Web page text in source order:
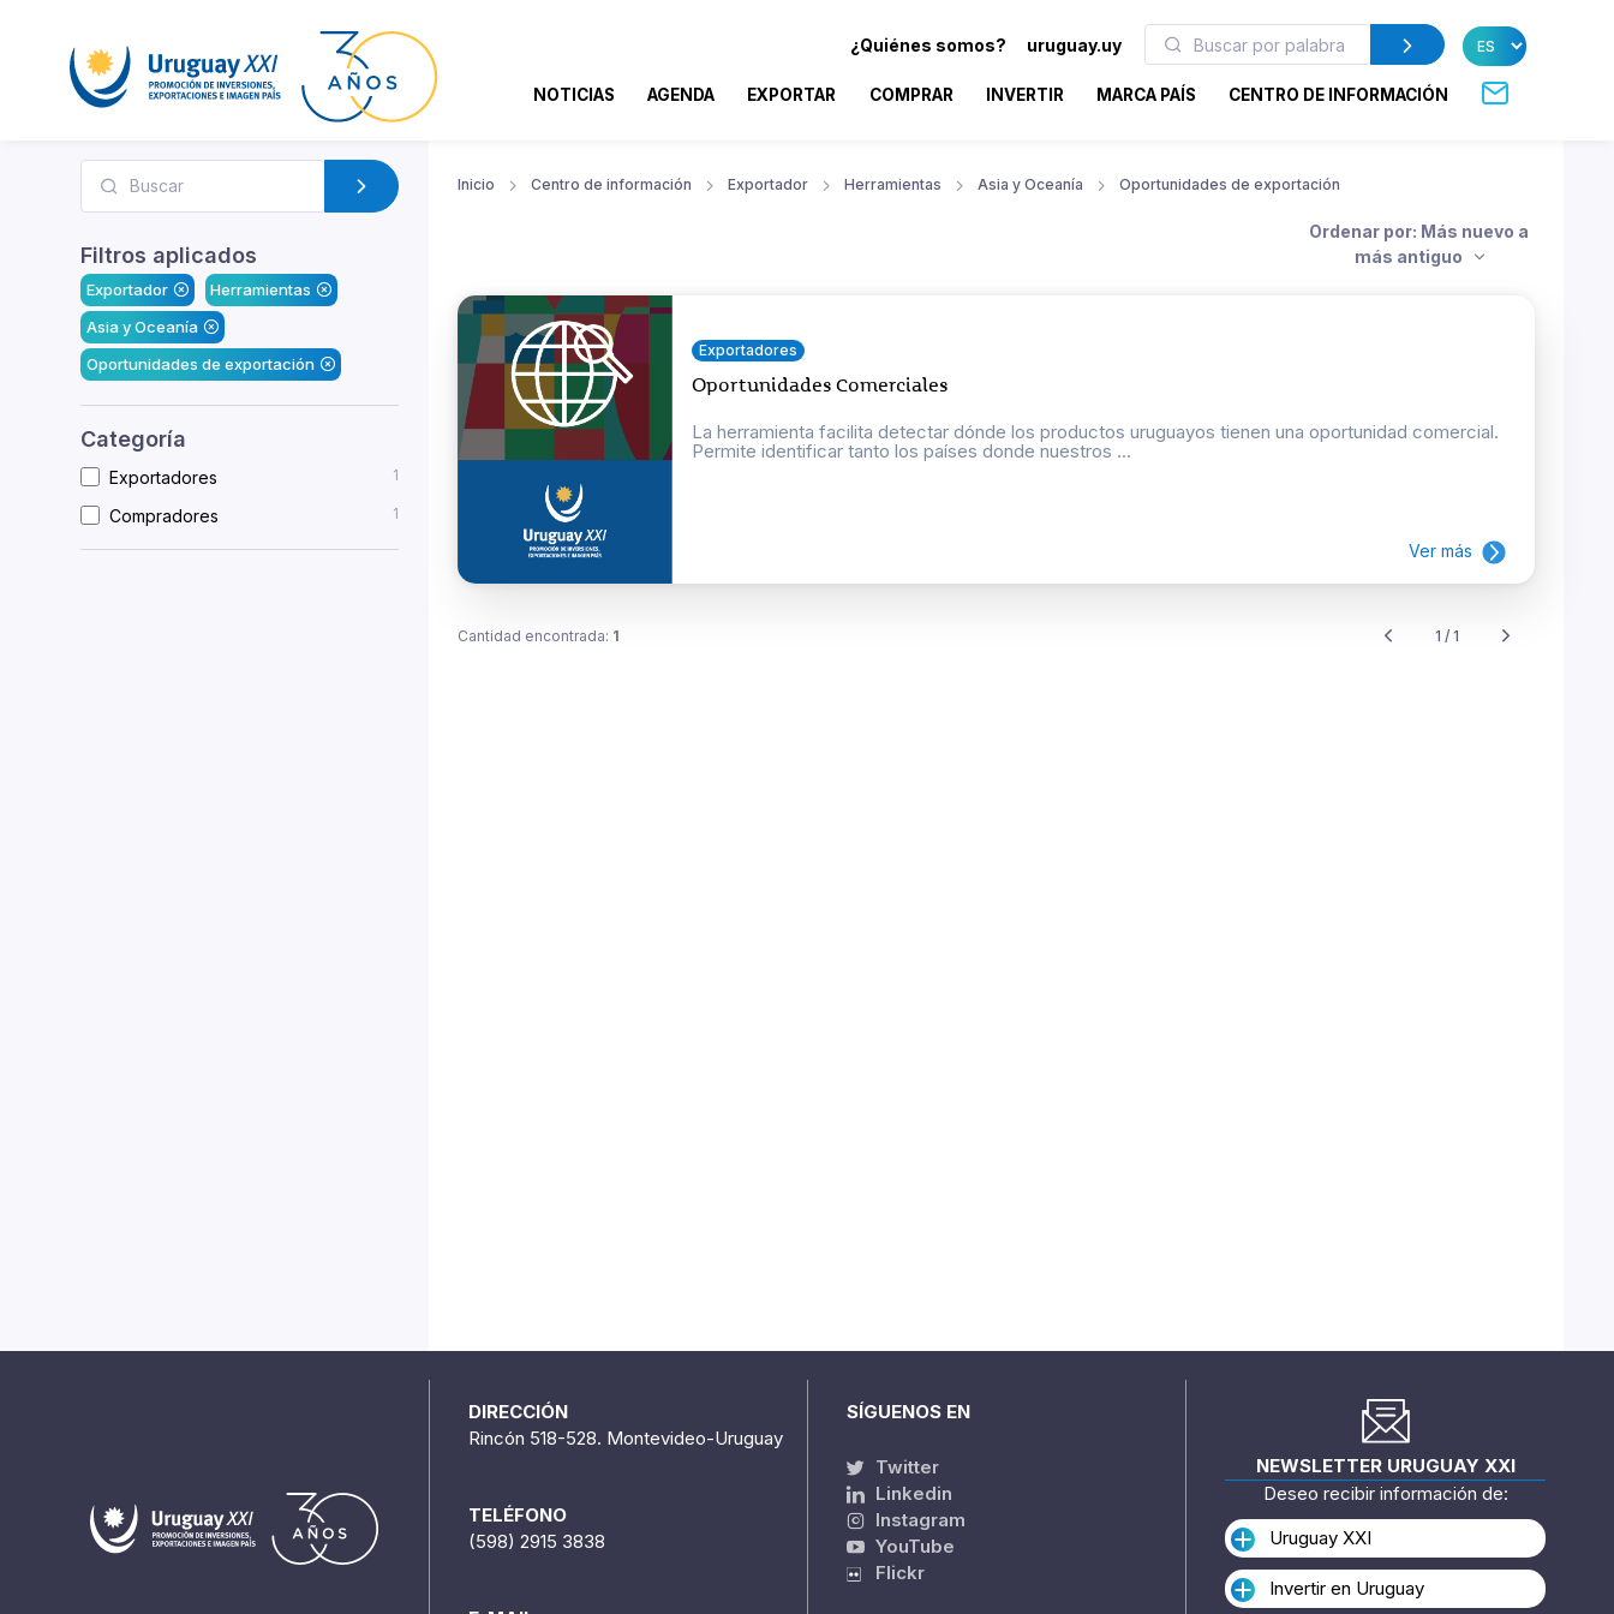
¿Quiénes somos? uruguay.uy
NOTICIAS AGENDA EXPORTAR COMPRAR INVERTIR MARCA PAÍS CENTRO DE INFORMACIÓN
Filtros aplicados
Exportador
Herramientas
Asia y Oceanía
Oportunidades de exportación
Categoría
Exportadores 1
Compradores 1
Inicio Centro de información Exportador Herramientas Asia y Oceanía Oportunidades de exportación
Ordenar por: Más nuevo a
más antiguo
Exportadores
Oportunidades Comerciales
La herramienta facilita detectar dónde los productos uruguayos tienen una oportunidad comercial.
Permite identificar tanto los países donde nuestros ...
Ver más
Cantidad encontrada: 1 1 / 1
DIRECCIÓN
Rincón 518-528. Montevideo-Uruguay
TELÉFONO
(598) 2915 3838
SÍGUENOS EN
Twitter
Linkedin
Instagram
YouTube
Flickr
NEWSLETTER URUGUAY XXI
Deseo recibir información de:
Uruguay XXI
Invertir en Uruguay